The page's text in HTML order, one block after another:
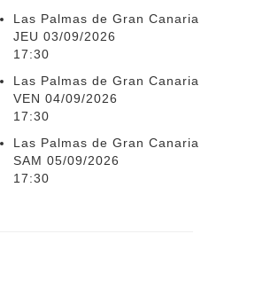
Las Palmas de Gran Canaria
JEU 03/09/2026
17:30
Las Palmas de Gran Canaria
VEN 04/09/2026
17:30
Las Palmas de Gran Canaria
SAM 05/09/2026
17:30